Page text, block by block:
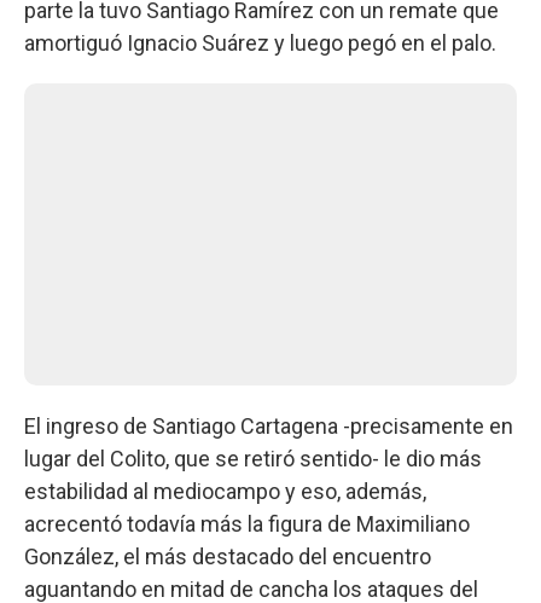
parte la tuvo Santiago Ramírez con un remate que
amortiguó Ignacio Suárez y luego pegó en el palo.
El ingreso de Santiago Cartagena -precisamente en
lugar del Colito, que se retiró sentido- le dio más
estabilidad al mediocampo y eso, además,
acrecentó todavía más la figura de Maximiliano
González, el más destacado del encuentro
aguantando en mitad de cancha los ataques del